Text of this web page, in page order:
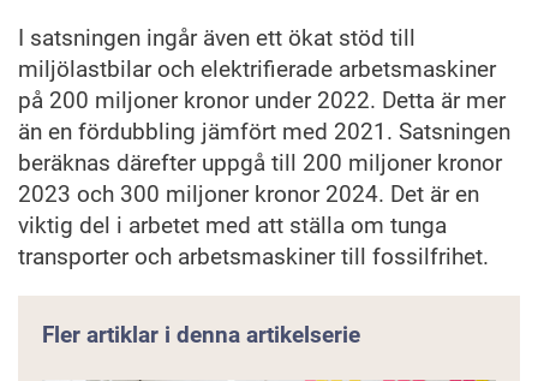
I satsningen ingår även ett ökat stöd till
miljölastbilar och elektrifierade arbetsmaskiner
på 200 miljoner kronor under 2022. Detta är mer
än en fördubbling jämfört med 2021. Satsningen
beräknas därefter uppgå till 200 miljoner kronor
2023 och 300 miljoner kronor 2024. Det är en
viktig del i arbetet med att ställa om tunga
transporter och arbetsmaskiner till fossilfrihet.
Fler artiklar i denna artikelserie